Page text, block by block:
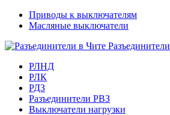
Приводы к выключателям
Масляные выключатели
Разъединители
РЛНД
РЛК
РДЗ
Разъединители РВЗ
Выключатели нагрузки